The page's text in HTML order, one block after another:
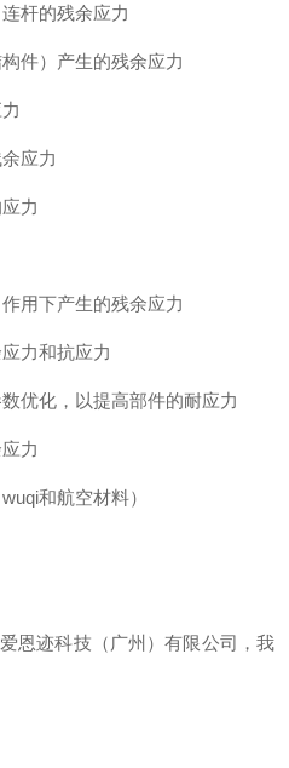
杆的残余应力
件）产生的残余应力
应力
力
用下产生的残余应力
力和抗应力
优化，以提高部件的耐应力
力
wuqi和航空材料）
恩迹科技（广州）有限公司，我